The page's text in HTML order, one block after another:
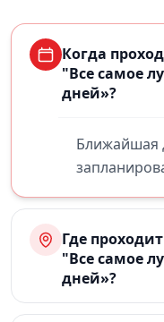
Когда
"Все самое
дней»?
Ближайшая
Где
"Все самое
дней»?